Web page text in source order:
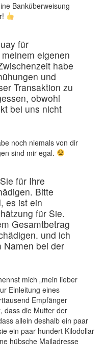
Banküberweisung
für
eigenen
habe
und
Transaktion zu
obwohl
bei uns nicht
noch niemals von dir
sind mir egal.
für Ihre
Bitte
es ist ein
für Sie.
Gesamtbetrag
und ich
Namen bei der
mich „mein lieber
Einleitung eines
Empfänger
dass die Mutter der
allein deshalb ein paar
ein paar hundert Kilodollar
hübsche Mailadresse